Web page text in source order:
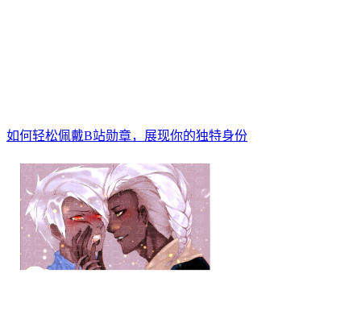
如何轻松佩戴B站勋章，展现你的独特身份